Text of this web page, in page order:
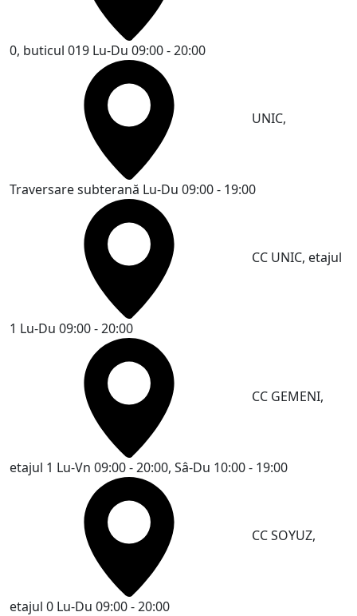
0, buticul 019 Lu-Du 09:00 - 20:00
UNIC,
Traversare subterană Lu-Du 09:00 - 19:00
CC UNIC, etajul
1 Lu-Du 09:00 - 20:00
CC GEMENI,
etajul 1 Lu-Vn 09:00 - 20:00, Sâ-Du 10:00 - 19:00
CC SOYUZ,
etajul 0 Lu-Du 09:00 - 20:00